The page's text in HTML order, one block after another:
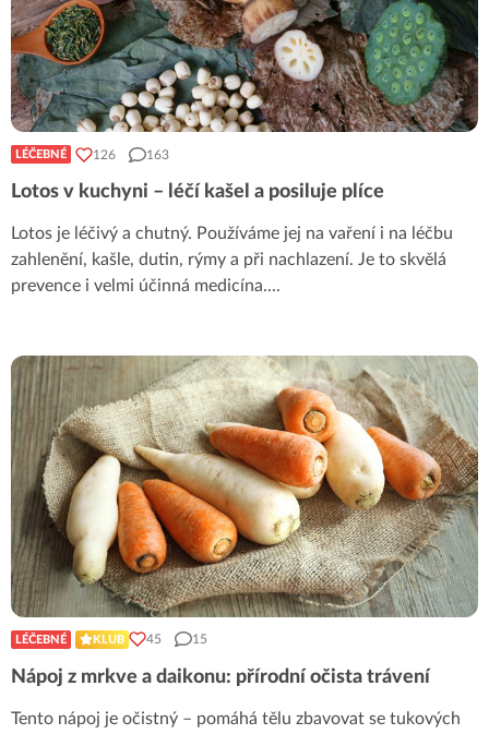
LÉČEBNÉ 126 163
Lotos v kuchyni – léčí kašel a posiluje plíce
Lotos je léčivý a chutný. Používáme jej na vaření i na léčbu
zahlenění, kašle, dutin, rýmy a při nachlazení. Je to skvělá
prevence i velmi účinná medicína....
LÉČEBNÉ KLUB 45 15
Nápoj z mrkve a daikonu: přírodní očista trávení
Tento nápoj je očistný – pomáhá tělu zbavovat se tukových